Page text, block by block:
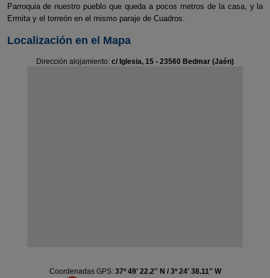
Parroquia de nuestro pueblo que queda a pocos metros de la casa, y la
Ermita y el torreón en el mismo paraje de Cuadros.
Localización en el Mapa
Dirección alojamiento: c/ Iglesia, 15 - 23560 Bedmar (Jaén)
Coordenadas GPS: 37º 49' 22.2'' N / 3º 24' 38.11'' W